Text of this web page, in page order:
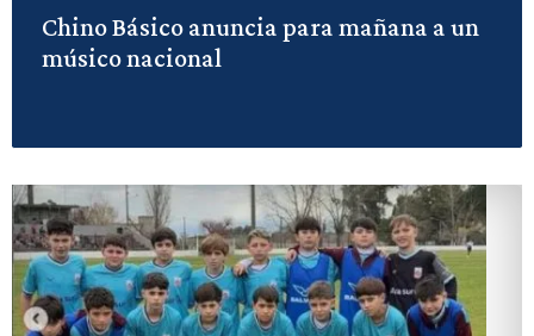
Chino Básico anuncia para mañana a un
músico nacional